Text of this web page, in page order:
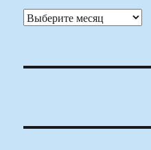
Архивы